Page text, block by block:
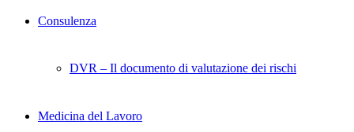
Consulenza
DVR – Il documento di valutazione dei rischi
Medicina del Lavoro